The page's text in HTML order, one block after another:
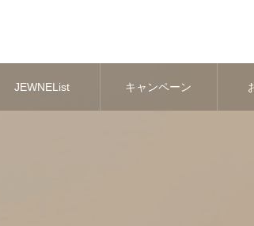
JEWNEList キャンペーン